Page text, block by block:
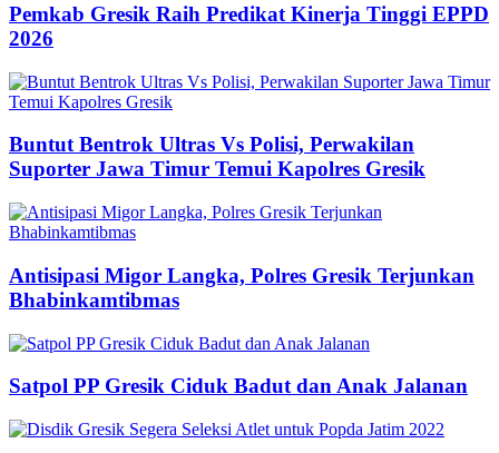
Pemkab Gresik Raih Predikat Kinerja Tinggi EPPD
2026
Buntut Bentrok Ultras Vs Polisi, Perwakilan
Suporter Jawa Timur Temui Kapolres Gresik
Antisipasi Migor Langka, Polres Gresik Terjunkan
Bhabinkamtibmas
Satpol PP Gresik Ciduk Badut dan Anak Jalanan